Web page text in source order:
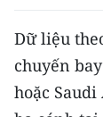
VỀ BÁO
Dữ liệu
chuyến
hoặc